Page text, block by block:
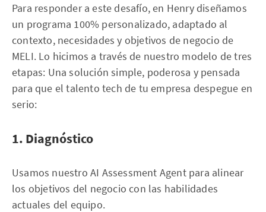
Para responder a este desafío, en Henry diseñamos
un programa 100% personalizado, adaptado al
contexto, necesidades y objetivos de negocio de
MELI. Lo hicimos a través de nuestro modelo de tres
etapas: Una solución simple, poderosa y pensada
para que el talento tech de tu empresa despegue en
serio:
1. Diagnóstico
Usamos nuestro AI Assessment Agent para alinear
los objetivos del negocio con las habilidades
actuales del equipo.